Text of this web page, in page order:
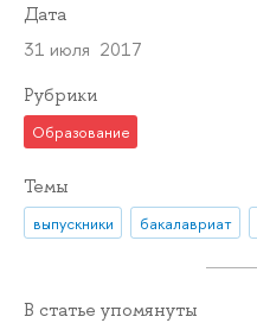
Дата
31 июля 2017
Рубрики
Образование
Темы
выпускники бакалавриат
В статье упомянуты